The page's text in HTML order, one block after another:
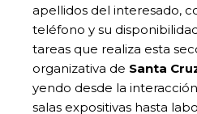
apellidos del interesado,
teléfono y su
tareas que realiza esta
organizativa de Santa
yendo desde la
salas expositivas hasta